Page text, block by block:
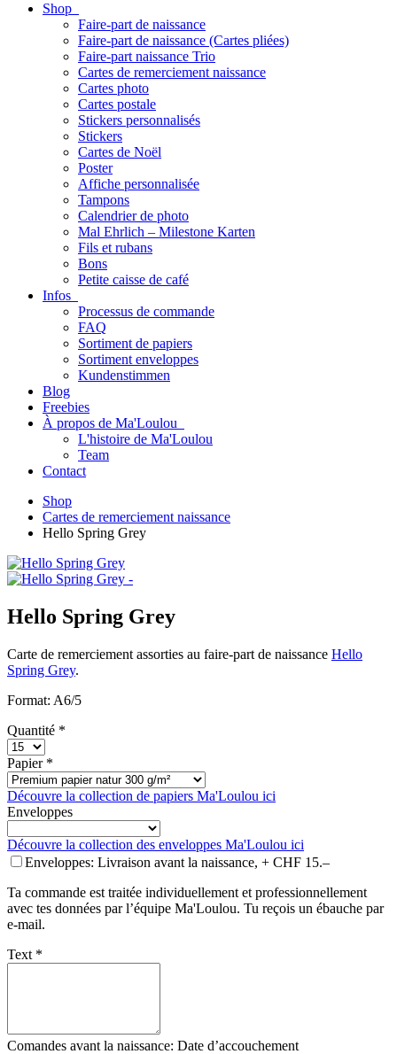
Shop
Faire-part de naissance
Faire-part de naissance (Cartes pliées)
Faire-part naissance Trio
Cartes de remerciement naissance
Cartes photo
Cartes postale
Stickers personnalisés
Stickers
Cartes de Noël
Poster
Affiche personnalisée
Tampons
Calendrier de photo
Mal Ehrlich – Milestone Karten
Fils et rubans
Bons
Petite caisse de café
Infos
Processus de commande
FAQ
Sortiment de papiers
Sortiment enveloppes
Kundenstimmen
Blog
Freebies
À propos de Ma'Loulou
L'histoire de Ma'Loulou
Team
Contact
Shop
Cartes de remerciement naissance
Hello Spring Grey
Hello Spring Grey
Carte de remerciement assorties au faire-part de naissance Hello
Spring Grey.
Format: A6/5
Quantité *
Papier *
Découvre la collection de papiers Ma'Loulou ici
Enveloppes
Découvre la collection des enveloppes Ma'Loulou ici
Enveloppes: Livraison avant la naissance, + CHF 15.–
Ta commande est traitée individuellement et professionnellement
avec tes données par l’équipe Ma'Loulou. Tu reçois un ébauche par
e-mail.
Text *
Comandes avant la naissance: Date d’accouchement